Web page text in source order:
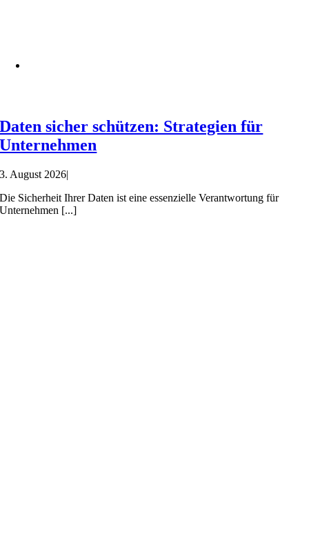
Daten sicher schützen: Strategien für
Unternehmen
3. August 2026|
Die Sicherheit Ihrer Daten ist eine essenzielle Verantwortung für
Unternehmen [...]